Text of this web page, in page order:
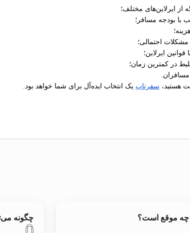
ایرلاین‌های مختلف؛
با بودجه مسافر؛
ایرلاین؛
در کمترین زمان؛
هستید، سفرتاپ یک انتخاب ایده‌آل برای شما خواهد بود.
چه موقع است؟ چگونه